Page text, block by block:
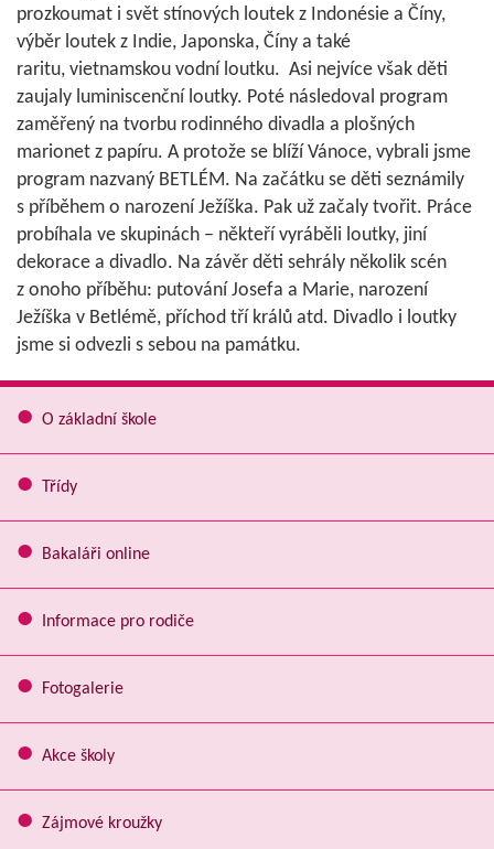
prozkoumat i svět stínových loutek z Indonésie a Číny,
výběr loutek z Indie, Japonska, Číny a také
raritu, vietnamskou vodní loutku. Asi nejvíce však děti
zaujaly luminiscenční loutky. Poté následoval program
zaměřený na tvorbu rodinného divadla a plošných
marionet z papíru. A protože se blíží Vánoce, vybrali jsme
program nazvaný BETLÉM. Na začátku se děti seznámily
s příběhem o narození Ježíška. Pak už začaly tvořit. Práce
probíhala ve skupinách – někteří vyráběli loutky, jiní
dekorace a divadlo. Na závěr děti sehrály několik scén
z onoho příběhu: putování Josefa a Marie, narození
Ježíška v Betlémě, příchod tří králů atd. Divadlo i loutky
jsme si odvezli s sebou na památku.
O základní škole
Třídy
Bakaláři online
Informace pro rodiče
Fotogalerie
Akce školy
Zájmové kroužky